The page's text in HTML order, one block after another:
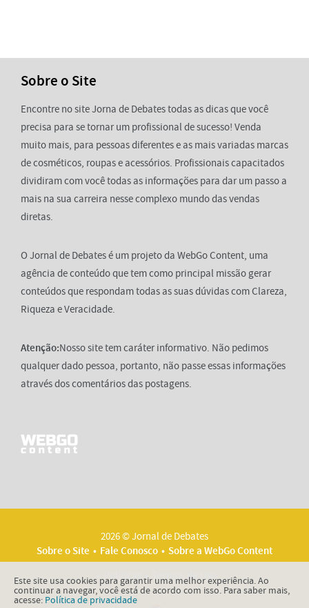
Sobre o Site
Encontre no site Jorna de Debates todas as dicas que você
precisa para se tornar um profissional de sucesso! Venda
muito mais, para pessoas diferentes e as mais variadas marcas
de cosméticos, roupas e acessórios. Profissionais capacitados
dividiram com você todas as informações para dar um passo a
mais na sua carreira nesse complexo mundo das vendas
diretas.
O Jornal de Debates é um projeto da WebGo Content, uma
agência de conteúdo que tem como principal missão gerar
conteúdos que respondam todas as suas dúvidas com Clareza,
Riqueza e Veracidade.
Atenção:Nosso site tem caráter informativo. Não pedimos
qualquer dado pessoa, portanto, não passe essas informações
através dos comentários das postagens.
2026 © Jornal de Debates
Sobre o Site
Fale Conosco
Sobre a WebGo Content
Políticas
Termos de Uso
Este site usa cookies para garantir uma melhor experiência. Ao
continuar a navegar, você está de acordo com isso. Para saber mais,
acesse: Política de privacidade